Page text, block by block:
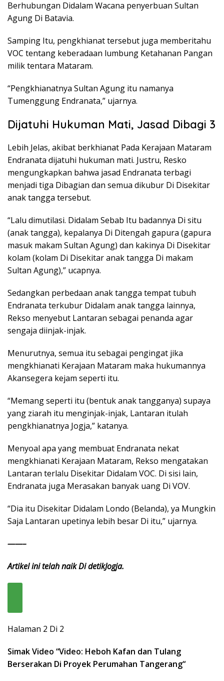
Berhubungan Didalam Wacana penyerbuan Sultan
Agung Di Batavia.
Samping Itu, pengkhianat tersebut juga memberitahu
VOC tentang keberadaan lumbung Ketahanan Pangan
milik tentara Mataram.
“Pengkhianatnya Sultan Agung itu namanya
Tumenggung Endranata,” ujarnya.
Dijatuhi Hukuman Mati, Jasad Dibagi 3
Lebih Jelas, akibat berkhianat Pada Kerajaan Mataram
Endranata dijatuhi hukuman mati. Justru, Resko
mengungkapkan bahwa jasad Endranata terbagi
menjadi tiga Dibagian dan semua dikubur Di Disekitar
anak tangga tersebut.
“Lalu dimutilasi. Didalam Sebab Itu badannya Di situ
(anak tangga), kepalanya Di Ditengah gapura (gapura
masuk makam Sultan Agung) dan kakinya Di Disekitar
kolam (kolam Di Disekitar anak tangga Di makam
Sultan Agung),” ucapnya.
Sedangkan perbedaan anak tangga tempat tubuh
Endranata terkubur Didalam anak tangga lainnya,
Rekso menyebut Lantaran sebagai penanda agar
sengaja diinjak-injak.
Menurutnya, semua itu sebagai pengingat jika
mengkhianati Kerajaan Mataram maka hukumannya
Akansegera kejam seperti itu.
“Memang seperti itu (bentuk anak tangganya) supaya
yang ziarah itu menginjak-injak, Lantaran itulah
pengkhianatnya Jogja,” katanya.
Menyoal apa yang membuat Endranata nekat
mengkhianati Kerajaan Mataram, Rekso mengatakan
Lantaran terlalu Disekitar Didalam VOC. Di sisi lain,
Endranata juga Merasakan banyak uang Di VOV.
“Dia itu Disekitar Didalam Londo (Belanda), ya Mungkin
Saja Lantaran upetinya lebih besar Di itu,” ujarnya.
——–
Artikel ini telah naik Di detikJogja.
Halaman 2 Di 2
Simak Video “Video: Heboh Kafan dan Tulang
Berserakan Di Proyek Perumahan Tangerang“